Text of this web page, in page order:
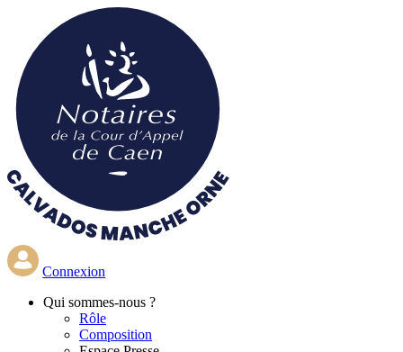
contenu
principal
Connexion
Qui sommes-nous ?
Rôle
Composition